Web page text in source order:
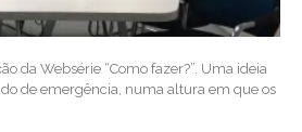
da Websérie “Como fazer?”. Uma ideia
de emergência, numa altura em que os